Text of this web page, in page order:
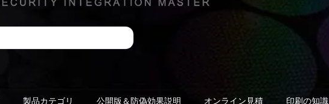
製品カテゴリ 公開版＆防偽効果説明 オンライン見積 印刷の知識